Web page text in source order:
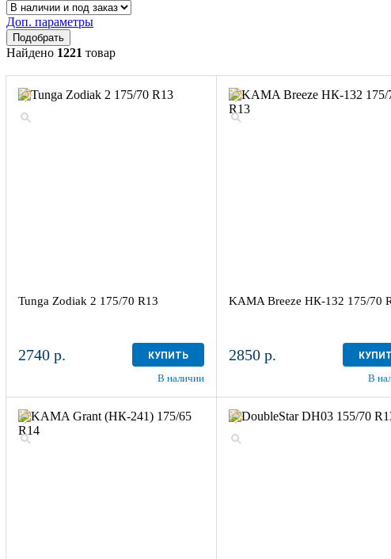
Доп. параметры
Найдено 1221 товар
Tunga Zodiak 2 175/70 R13
2740 р. КУПИТЬ
В наличии
KAMA Breeze НК-132 175/70
2850 р.
В